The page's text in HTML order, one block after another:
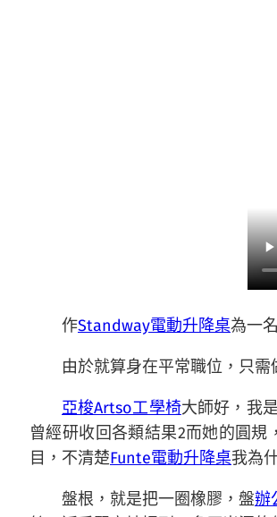
作Standway電動升降桌為一
由於就算身在平常職位，只
亞梭Artso工學椅大師好，我是
曾經研收回各類結果2而她的圓
目，不清楚Funte電動升降桌我為
盤根，就是把一圈橡膠，盤辦